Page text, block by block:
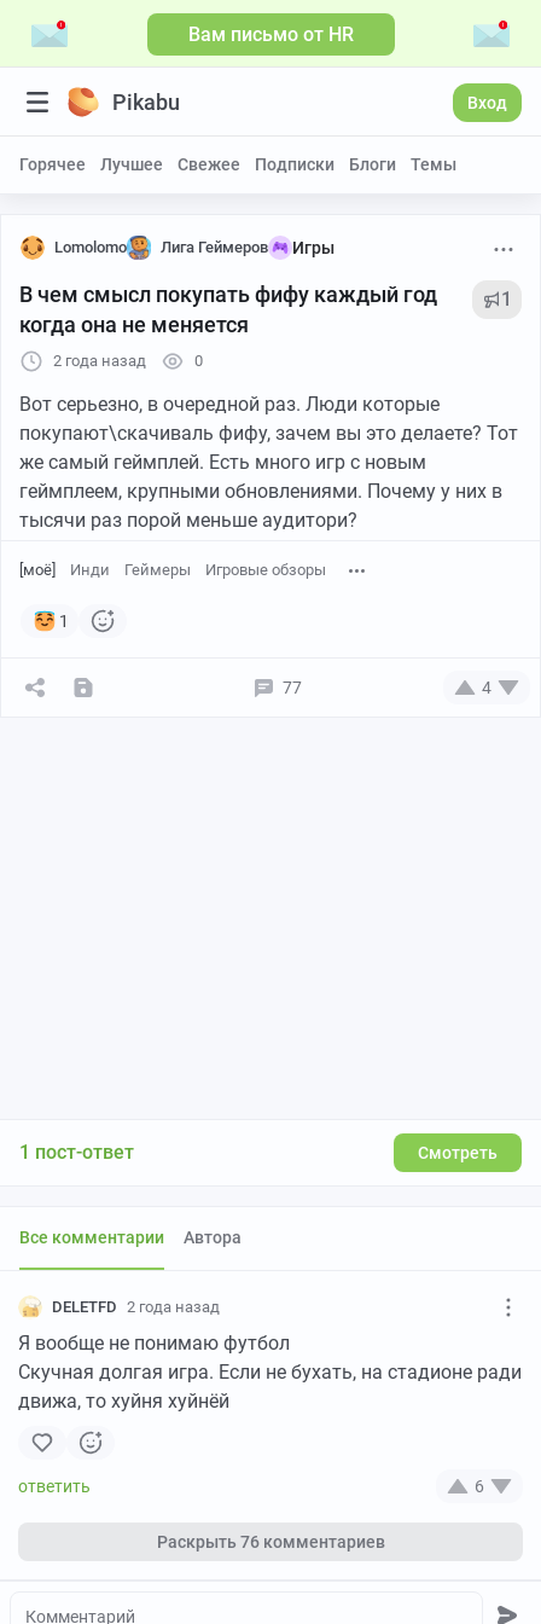
Вам письмо от HR
Pikabu Вход
Горячее Лучшее Свежее Подписки Блоги Темы
Lomolomo Лига Геймеров Игры
В чем смысл покупать фифу каждый год
когда она не меняется
1
2 года назад 0
Вот серьезно, в очередной раз. Люди которые
покупают\скачиваль фифу, зачем вы это делаете? Тот
же самый геймплей. Есть много игр с новым
геймплеем, крупными обновлениями. Почему у них в
тысячи раз порой меньше аудитори?
[моё] Инди Геймеры Игровые обзоры
1
77 4
1 пост-ответ Смотреть
Все комментарии Автора
DELETFD 2 года назад
Я вообще не понимаю футбол
Скучная долгая игра. Если не бухать, на стадионе ради
движа, то хуйня хуйнёй
6
Раскрыть76 комментариев